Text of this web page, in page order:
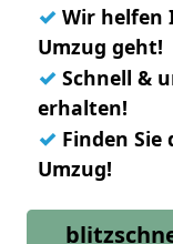
✓ Wir helfen
Umzug geht!
✓ Schnell &
erhalten!
✓ Finden
Umzug!